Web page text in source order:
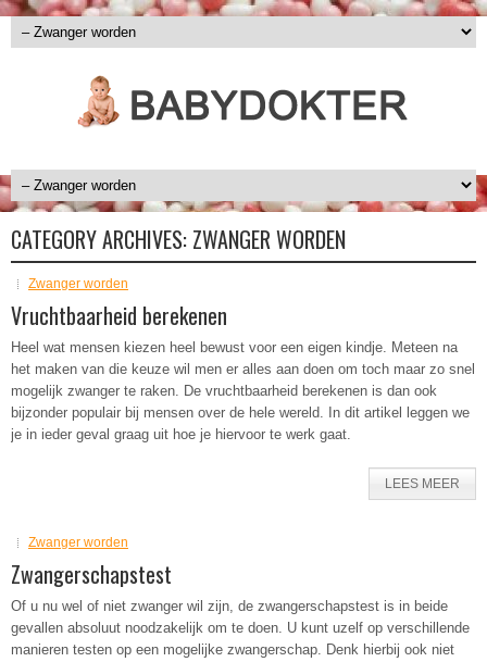
CATEGORY ARCHIVES: ZWANGER WORDEN
Zwanger worden
Vruchtbaarheid berekenen
Heel wat mensen kiezen heel bewust voor een eigen kindje. Meteen na
het maken van die keuze wil men er alles aan doen om toch maar zo snel
mogelijk zwanger te raken. De vruchtbaarheid berekenen is dan ook
bijzonder populair bij mensen over de hele wereld. In dit artikel leggen we
je in ieder geval graag uit hoe je hiervoor te werk gaat.
LEES MEER
Zwanger worden
Zwangerschapstest
Of u nu wel of niet zwanger wil zijn, de zwangerschapstest is in beide
gevallen absoluut noodzakelijk om te doen. U kunt uzelf op verschillende
manieren testen op een mogelijke zwangerschap. Denk hierbij ook niet